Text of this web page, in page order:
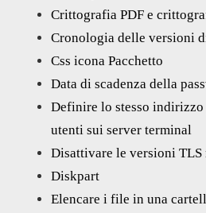
Crittografia PDF e
Cronologia delle versioni
Css icona Pacchetto
Data di scadenza della
Definire lo stesso
utenti sui server terminal
Disattivare le versioni TLS
Diskpart
Elencare i file in una